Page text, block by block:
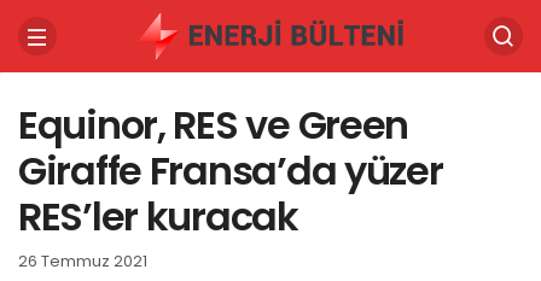
Equinor, RES ve Green
Giraffe Fransa’da yüzer
RES’ler kuracak
26 Temmuz 2021